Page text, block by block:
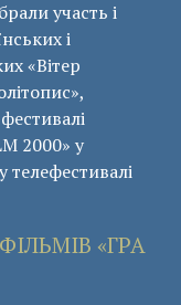
участь і
і
«Вітер
2000» у
«ГРА